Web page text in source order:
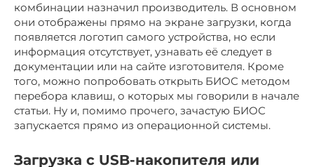
комбинации назначил производитель. В основном
они отображены прямо на экране загрузки, когда
появляется логотип самого устройства, но если
информация отсутствует, узнавать её следует в
документации или на сайте изготовителя. Кроме
того, можно попробовать открыть БИОС методом
перебора клавиш, о которых мы говорили в начале
статьи. Ну и, помимо прочего, зачастую БИОС
запускается прямо из операционной системы.
Загрузка с USB-накопителя или